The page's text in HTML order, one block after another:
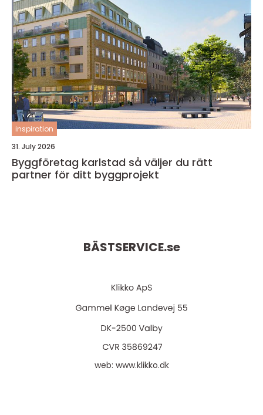
inspiration
31. July 2026
Byggföretag karlstad så väljer du rätt
partner för ditt byggprojekt
BÄSTSERVICE.se
web: www.klikko.dk